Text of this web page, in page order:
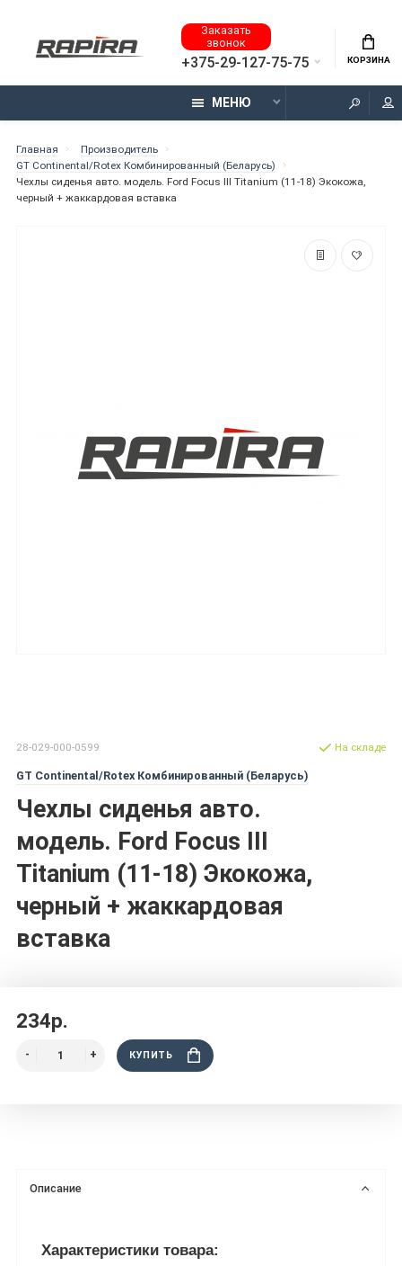
Заказать
звонок
+375-29-127-75-75 КОРЗИНА
МЕНЮ
Главная
Производитель
GT Continental/Rotex Комбинированный (Беларусь)
Чехлы сиденья авто. модель. Ford Focus III Titanium (11-18) Экокожа,
черный + жаккардовая вставка
28-029-000-0599
GT Continental/Rotex Комбинированный (Беларусь)
Чехлы сиденья авто.
модель. Ford Focus III
Titanium (11-18) Экокожа,
черный + жаккардовая
вставка
На складе
234р.
КУПИТЬ
Описание
Характеристики товара: